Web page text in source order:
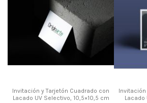
Invitación y Tarjetón Cuadrado con
Lacado UV Selectivo, 10,5×10,5 cm
Invitación
Lacado